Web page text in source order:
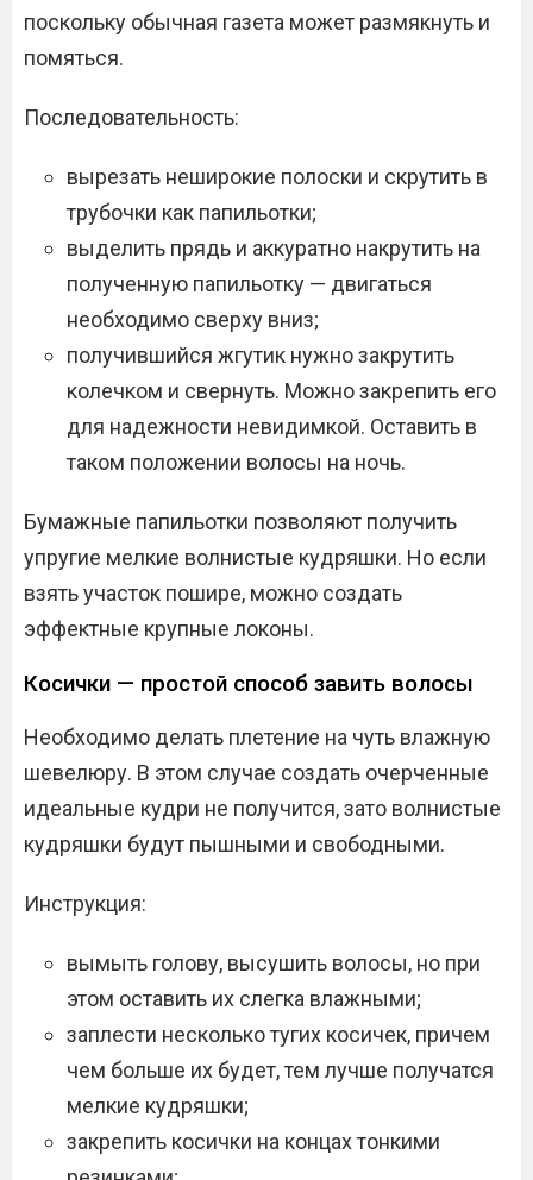
поскольку обычная газета может размякнуть и
помяться.
Последовательность:
вырезать неширокие полоски и скрутить в
трубочки как папильотки;
выделить прядь и аккуратно накрутить на
полученную папильотку — двигаться
необходимо сверху вниз;
получившийся жгутик нужно закрутить
колечком и свернуть. Можно закрепить его
для надежности невидимкой. Оставить в
таком положении волосы на ночь.
Бумажные папильотки позволяют получить
упругие мелкие волнистые кудряшки. Но если
взять участок пошире, можно создать
эффектные крупные локоны.
Косички — простой способ завить волосы
Необходимо делать плетение на чуть влажную
шевелюру. В этом случае создать очерченные
идеальные кудри не получится, зато волнистые
кудряшки будут пышными и свободными.
Инструкция:
вымыть голову, высушить волосы, но при
этом оставить их слегка влажными;
заплести несколько тугих косичек, причем
чем больше их будет, тем лучше получатся
мелкие кудряшки;
закрепить косички на концах тонкими